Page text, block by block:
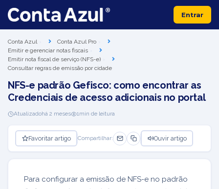
Entrar
Conta Azul
Conta Azul Pro
Emitir e gerenciar notas fiscais
Emitir nota fiscal de serviço (NFS-e)
Consultar regras de emissão por cidade
NFS-e padrão Gefisco: como encontrar as
Credenciais de acesso adicionais no portal
Atualizadohá 2 meses 1min de leitura
Favoritar artigo Compartilhar: Ouvir artigo
Para configurar a emissão de NFS-e no padrão